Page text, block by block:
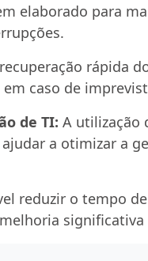
elaborado para
rápida
caso de
de TI: A utilização
a otimizar a
reduzir o tempo